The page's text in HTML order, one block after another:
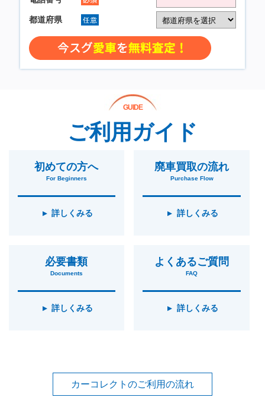
GUIDE
ご利用ガイド
初めての方へ
For Beginners
詳しくみる
廃車買取の流れ
Purchase Flow
詳しくみる
必要書類
Documents
詳しくみる
よくあるご質問
FAQ
詳しくみる
カーコレクトのご利用の流れ